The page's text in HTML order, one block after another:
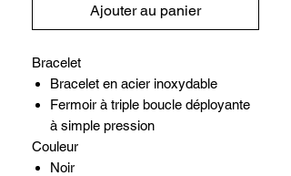
Ajouter au panier
Bracelet
Bracelet en acier inoxydable
Fermoir à triple boucle déployante
à simple pression
Couleur
Noir